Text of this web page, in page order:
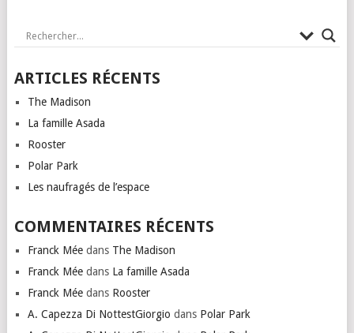
ARTICLES RÉCENTS
The Madison
La famille Asada
Rooster
Polar Park
Les naufragés de l’espace
COMMENTAIRES RÉCENTS
Franck Méedans The Madison
Franck Méedans La famille Asada
Franck Méedans Rooster
A. Capezza Di NottestGiorgio dans Polar Park